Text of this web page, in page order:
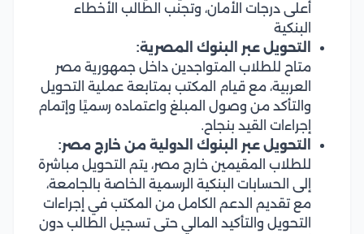
أعلى درجات الأمان، وتجنب الطالب الأخطاء
البنكية
التحويل عبر البنوك المصرية:
متاح للطلاب المتواجدين داخل جمهورية مصر
العربية، مع قيام المكتب بمتابعة عملية التحويل
والتأكد من وصول المبلغ واعتماده رسميًا وإتمام
إجراءات القيد بنجاح.
التحويل عبر البنوك الدولية من خارج مصر:
للطلاب المقيمين خارج مصر، يتم التحويل مباشرة
إلى الحسابات البنكية الرسمية الخاصة بالجامعة،
مع تقديم الدعم الكامل من المكتب في إجراءات
التحويل والتأكيد المالي حتى تسجيل الطالب دون